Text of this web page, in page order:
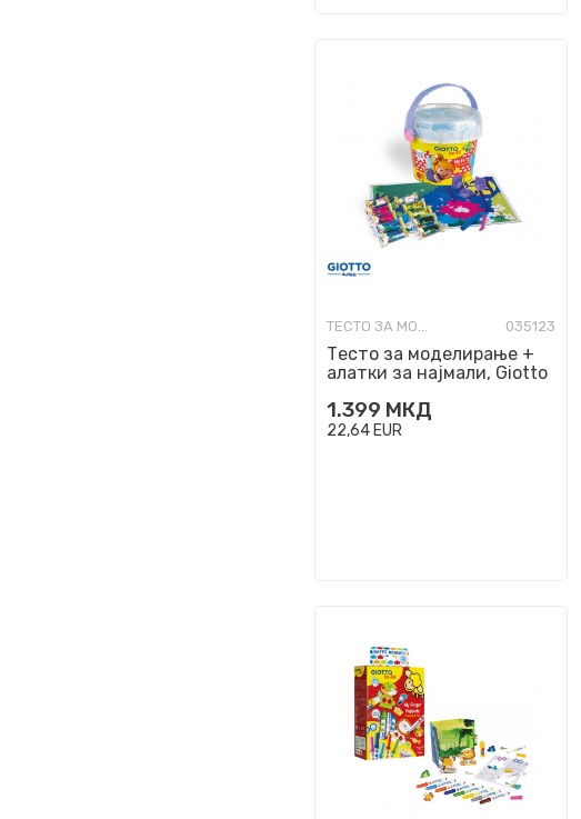
ТЕСТО ЗА МОДЕЛИРАЊЕ 035123
Тесто за моделирање +
алатки за најмали, Giotto
Buc...
1.399 МКД
22,64 EUR